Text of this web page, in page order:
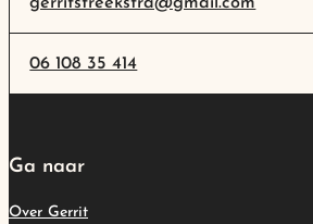
06 108 35 414
Ga naar
Over Gerrit